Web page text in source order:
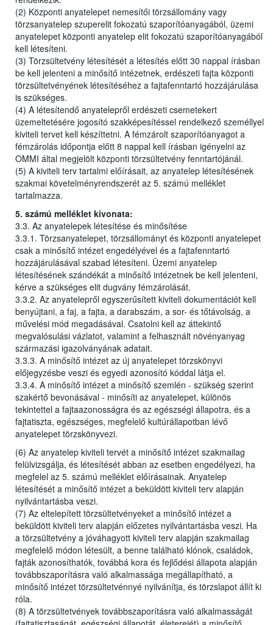
(2) Központi anyatelepet nemesítői törzsállomány vagy
törzsanyatelep szuperelit fokozatú szaporítóanyagából, üzemi
anyatelepet központi anyatelep elit fokozatú szaporítóanyagából
kell létesíteni.
(3) Törzsültetvény létesítését a létesítés előtt 30 nappal írásban
be kell jelenteni a minősítő intézetnek, erdészeti fajta központi
törzsültetvényének létesítéséhez a fajtafenntartó hozzájárulása
is szükséges.
(4) A létesítendő anyatelepről erdészeti csemetekert
üzemeltetésére jogosító szakképesítéssel rendelkező személlyel
kiviteli tervet kell készíttetni. A fémzárolt szaporítóanyagot a
fémzárolás időpontja előtt 8 nappal kell írásban igényelni az
OMMI által megjelölt központi törzsültetvény fenntartójánál.
(5) A kiviteli terv tartalmi előírásait, az anyatelep létesítésének
szakmai követelményrendszerét az 5. számú melléklet
tartalmazza.
5. számú melléklet kivonata:
3.3. Az anyatelepek létesítése és minősítése
3.3.1. Törzsanyatelepet, törzsállományt és központi anyatelepet
csak a minősítő intézet engedélyével és a fajtafenntartó
hozzájárulásával szabad létesíteni. Üzemi anyatelep
létesítésének szándékát a minősítő intézetnek be kell jelenteni,
kérve a szükséges elit dugvány fémzárolását.
3.3.2. Az anyatelepről egyszerűsített kiviteli dokumentációt kell
benyújtani, a faj, a fajta, a darabszám, a sor- és tőtávolság, a
művelési mód megadásával. Csatolni kell az áttekintő
megvalósulási vázlatot, valamint a felhasznált növényanyag
származási igazolványának adatait.
3.3.3. A minősítő intézet az új anyatelepet törzskönyvi
előjegyzésbe veszi és egyedi azonosító kóddal látja el.
3.3.4. A minősítő intézet a minősítő szemlén - szükség szerint
szakértő bevonásával - minősíti az anyatelepet, különös
tekintettel a fajtaazonosságra és az egészségi állapotra, és a
fajtatiszta, egészséges, megfelelő kultúrállapotban lévő
anyatelepet törzskönyvezi.
(6) Az anyatelep kiviteli tervét a minősítő intézet szakmailag
felülvizsgálja, és létesítését abban az esetben engedélyezi, ha
megfelel az 5. számú melléklet előírásainak. Anyatelep
létesítését a minősítő intézet a beküldött kiviteli terv alapján
nyilvántartásba veszi.
(7) Az eltelepített törzsültetvényeket a minősítő intézet a
beküldött kiviteli terv alapján előzetes nyilvántartásba veszi. Ha
a törzsültetvény a jóváhagyott kiviteli terv alapján szakmailag
megfelelő módon létesült, a benne található klónok, családok,
fajták azonosíthatók, továbbá kora és fejlődési állapota alapján
továbbszaporításra való alkalmassága megállapítható, a
minősítő intézet törzsültetvénnyé nyilvánítja, és törzslapot állít ki
róla.
(8) A törzsültetvények továbbszaporításra való alkalmasságát